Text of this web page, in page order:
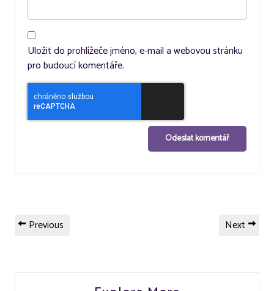
Uložit do prohlížeče jméno, e-mail a webovou stránku
pro budoucí komentáře.
Navigace
pro
Previous
Previous
Next
Next